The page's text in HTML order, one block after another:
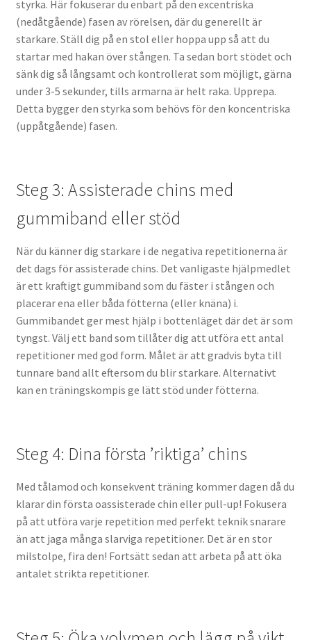
styrka. Här fokuserar du enbart på den excentriska
(nedåtgående) fasen av rörelsen, där du generellt är
starkare. Ställ dig på en stol eller hoppa upp så att du
startar med hakan över stången. Ta sedan bort stödet och
sänk dig så långsamt och kontrollerat som möjligt, gärna
under 3-5 sekunder, tills armarna är helt raka. Upprepa.
Detta bygger den styrka som behövs för den koncentriska
(uppåtgående) fasen.
Steg 3: Assisterade chins med
gummiband eller stöd
När du känner dig starkare i de negativa repetitionerna är
det dags för assisterade chins. Det vanligaste hjälpmedlet
är ett kraftigt gummiband som du fäster i stången och
placerar ena eller båda fötterna (eller knäna) i.
Gummibandet ger mest hjälp i bottenläget där det är som
tyngst. Välj ett band som tillåter dig att utföra ett antal
repetitioner med god form. Målet är att gradvis byta till
tunnare band allt eftersom du blir starkare. Alternativt
kan en träningskompis ge lätt stöd under fötterna.
Steg 4: Dina första ’riktiga’ chins
Med tålamod och konsekvent träning kommer dagen då du
klarar din första oassisterade chin eller pull-up! Fokusera
på att utföra varje repetition med perfekt teknik snarare
än att jaga många slarviga repetitioner. Det är en stor
milstolpe, fira den! Fortsätt sedan att arbeta på att öka
antalet strikta repetitioner.